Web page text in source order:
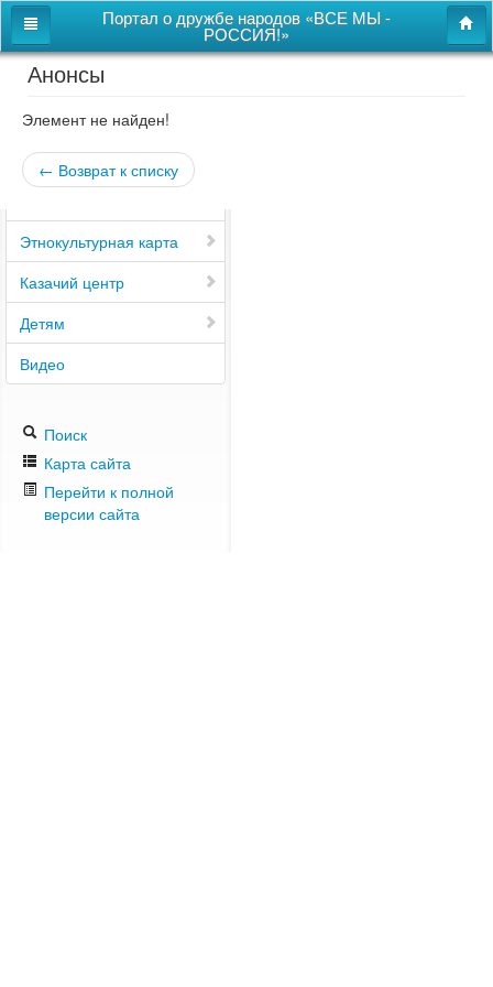
Портал о дружбе народов «ВСЕ МЫ -
РОССИЯ!»
Главная
Дом дружбы народов
Новости
Этнокультурная карта
Казачий центр
Детям
Видео
Поиск
Карта сайта
Перейти к полной
версии сайта
Анонсы
Элемент не найден!
← Возврат к списку